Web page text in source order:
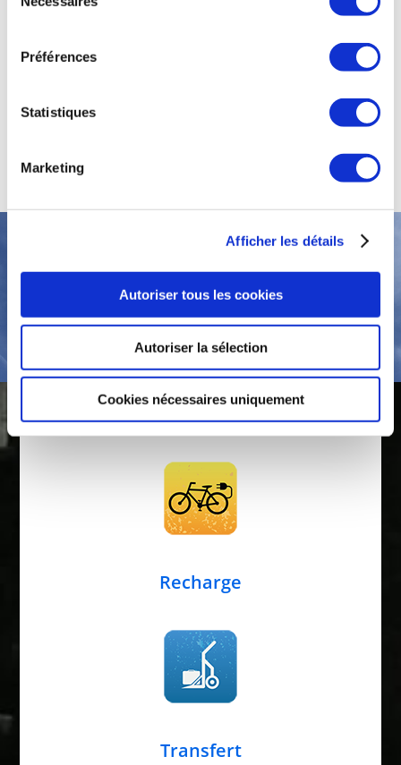
Préférences
Statistiques
Marketing
Afficher les détails
Autoriser tous les cookies
Autoriser la sélection
Cookies nécessaires uniquement
LOCATION DE VÉLO LONGUE DURÉE
Vente de vélos
neufs, occasions,
réparations &
entretien
Recharge
Transfert